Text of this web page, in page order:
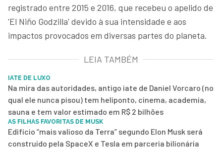
registrado entre 2015 e 2016, que recebeu o apelido de
'El Niño Godzilla' devido à sua intensidade e aos
impactos provocados em diversas partes do planeta.
LEIA TAMBÉM
IATE DE LUXO
Na mira das autoridades, antigo iate de Daniel Vorcaro (no
qual ele nunca pisou) tem heliponto, cinema, academia,
sauna e tem valor estimado em R$ 2 bilhões
AS FILHAS FAVORITAS DE MUSK
Edifício “mais valioso da Terra” segundo Elon Musk será
construído pela SpaceX e Tesla em parceria bilionária